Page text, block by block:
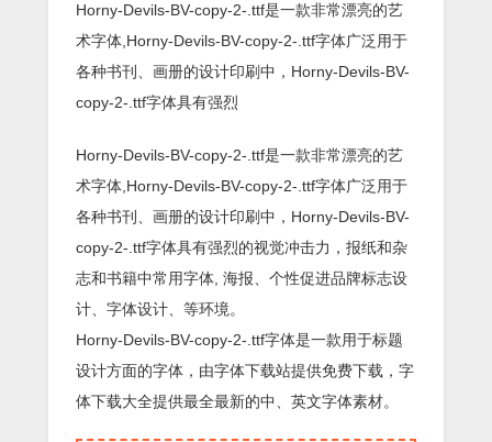
Horny-Devils-BV-copy-2-.ttf是一款非常漂亮的艺
术字体,Horny-Devils-BV-copy-2-.ttf字体广泛用于
各种书刊、画册的设计印刷中，Horny-Devils-BV-
copy-2-.ttf字体具有强烈
Horny-Devils-BV-copy-2-.ttf是一款非常漂亮的艺
术字体,Horny-Devils-BV-copy-2-.ttf字体广泛用于
各种书刊、画册的设计印刷中，Horny-Devils-BV-
copy-2-.ttf字体具有强烈的视觉冲击力，报纸和杂
志和书籍中常用字体, 海报、个性促进品牌标志设
计、字体设计、等环境。
Horny-Devils-BV-copy-2-.ttf字体是一款用于标题
设计方面的字体，由字体下载站提供免费下载，字
体下载大全提供最全最新的中、英文字体素材。